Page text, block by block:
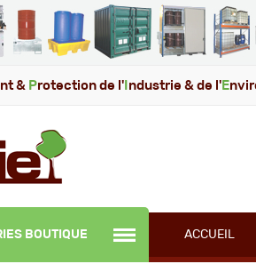
& Protection de l' ndustrie & de l' E
BOUTIQUE ACCUEIL